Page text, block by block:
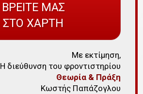
ΒΡΕΙΤΕ ΜΑΣ
ΣΤΟ ΧΑΡΤΗ
Με εκτίμηση,
Η διεύθυνση του φροντιστηρίου
Θεωρία & Πράξη
Κωστής Παπάζογλου